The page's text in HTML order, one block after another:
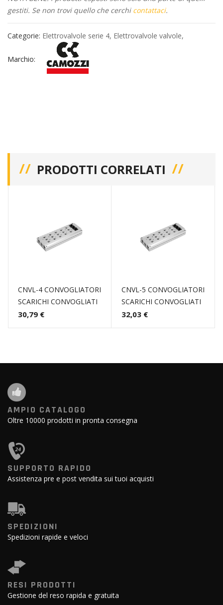
gestiti. Se non trovi quello che cerchi contattaci.
Categorie: Elettrovalvole serie 4, Elettrovalvole valvole,
Marchio:
PRODOTTI CORRELATI
CNVL-4 CONVOGLIATORI
SCARICHI CONVOGLIATI
30,79 €
CNVL-5 CONVOGLIATORI
SCARICHI CONVOGLIATI
32,03 €
AMPIO CATALOGO
Oltre 10000 prodotti in pronta consegna
SUPPORTO RAPIDO
Assistenza pre e post vendita sui tuoi acquisti
SPEDIZIONI
Spedizioni rapide e veloci
RESI PRODOTTI
Gestione del reso rapida e gratuita